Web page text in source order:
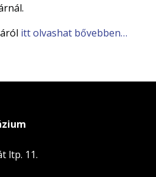
itt olvashat bővebben…
ltp. 11.